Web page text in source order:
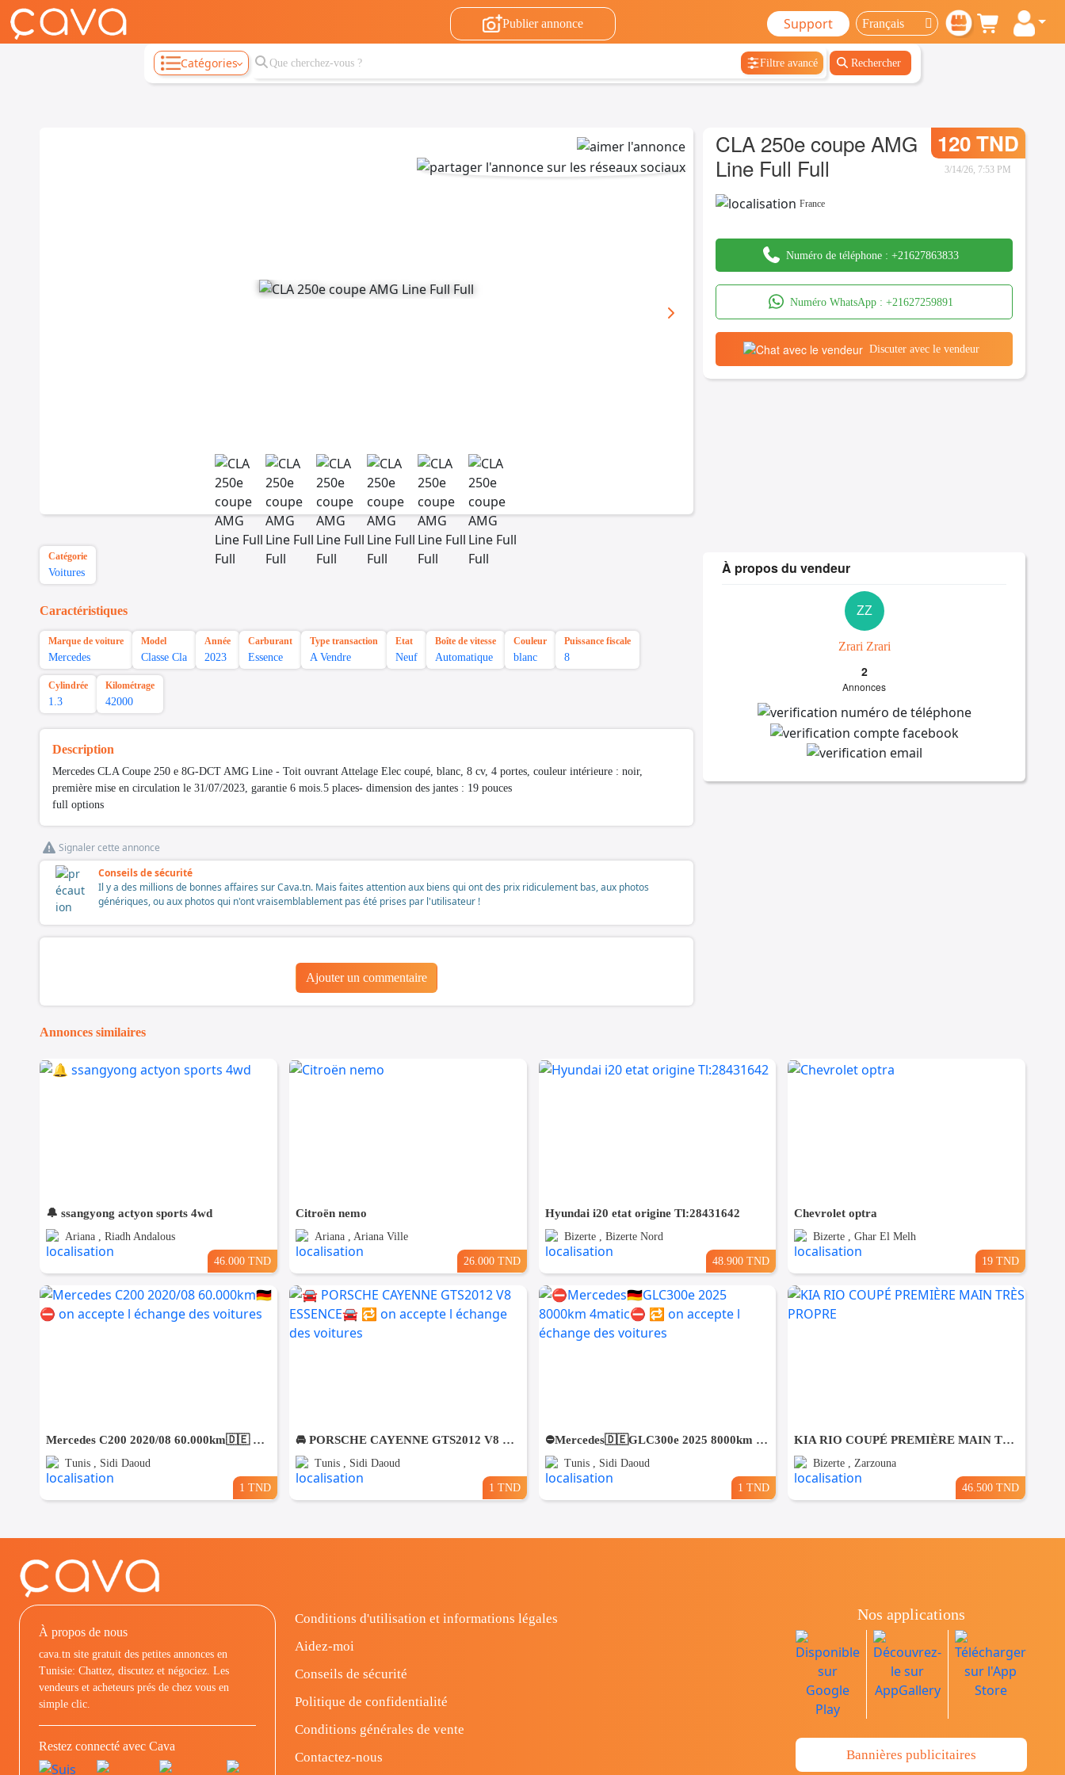
Publier annonce Support
Catégories Filtre avancé Rechercher
CLA 250e coupe AMG
Line Full Full
120 TND
3/14/26, 7:53 PM
France
Numéro de téléphone :+21627863833
Numéro WhatsApp : +21627259891
Discuter avec le vendeur
Catégorie
Voitures
Caractéristiques
Marque de voiture
Mercedes
Model
Classe Cla
Année
2023
Carburant
Essence
Type transaction
A Vendre
Etat
Neuf
Boîte de vitesse
Automatique
Couleur
blanc
Puissance fiscale
8
Cylindrée
1.3
Kilométrage
42000
Description
Mercedes CLA Coupe 250 e 8G-DCT AMG Line - Toit ouvrant Attelage Elec coupé, blanc, 8 cv, 4 portes, couleur intérieure : noir,
première mise en circulation le 31/07/2023, garantie 6 mois.5 places- dimension des jantes : 19 pouces
full options
Signaler cette annonce
Conseils de sécurité
Il y a des millions de bonnes affaires sur Cava.tn. Mais faites attention aux biens qui ont des prix ridiculement bas, aux photos
génériques, ou aux photos qui n'ont vraisemblablement pas été prises par l'utilisateur !
Ajouter un commentaire
À propos du vendeur
ZZ
Zrari Zrari
2
Annonces
Annonces similaires
🔔 ssangyong actyon sports 4wd
Ariana , Riadh Andalous
46.000 TND
Citroën nemo
Ariana , Ariana Ville
26.000 TND
Hyundai i20 etat origine Tl:28431642
Bizerte , Bizerte Nord
48.900 TND
Chevrolet optra
Bizerte , Ghar El Melh
19 TND
Mercedes C200 2020/08 60.000km🇩🇪 ⛔️ on accepte l échange des voitures
Tunis , Sidi Daoud
1 TND
🚘 PORSCHE CAYENNE GTS2012 V8 ESSENCE🚘 🔁 on accepte l échange des voitures
Tunis , Sidi Daoud
1 TND
⛔️Mercedes🇩🇪GLC300e 2025 8000km 4matic⛔️ 🔁 on accepte l échange des voitures
Tunis , Sidi Daoud
1 TND
KIA RIO COUPÉ PREMIÈRE MAIN TRÈS PROPRE
Bizerte , Zarzouna
46.500 TND
À propos de nous
cava.tn site gratuit des petites annonces en
Tunisie: Chattez, discutez et négociez. Les
vendeurs et acheteurs prés de chez vous en
simple clic.
Restez connecté avec Cava
Conditions d'utilisation et informations légales
Aidez-moi
Conseils de sécurité
Politique de confidentialité
Conditions générales de vente
Contactez-nous
Nos applications
Bannières publicitaires